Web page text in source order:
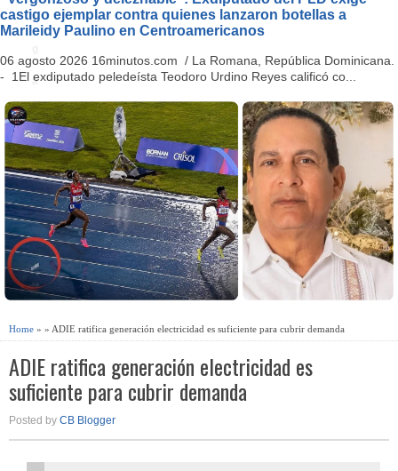
i
a
ti
o
n
castigo ejemplar contra quienes lanzaron botellas a
Marileidy Paulino en Centroamericanos
06 agosto 2026 16minutos.com / La Romana, República Dominicana.
- 1El exdiputado peledeísta Teodoro Urdino Reyes calificó co...
Home » » ADIE ratifica generación electricidad es suficiente para cubrir demanda
ADIE ratifica generación electricidad es
suficiente para cubrir demanda
Posted by CB Blogger